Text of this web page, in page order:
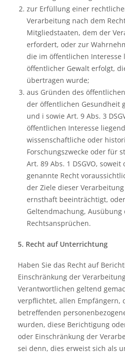
zur Erfüllung einer
Verarbeitung nach dem
Mitgliedstaaten, dem der
erfordert, oder zur
die im öffentlichen Interesse
öffentlicher Gewalt erfolgt,
übertragen wurde;
aus Gründen des
der öffentlichen Gesundheit
und i sowie Art. 9 Abs. 3
öffentlichen Interesse
wissenschaftliche oder
Forschungszwecke oder für
Art. 89 Abs. 1 DSGVO,
genannte Recht
der Ziele dieser
ernsthaft beeinträchtigt,
Geltendmachung,
Rechtsansprüchen.
5. Recht auf Unterrichtung
Haben Sie das Recht auf
Einschränkung der
Verantwortlichen geltend
verpflichtet, allen Empfängern,
betreffenden
wurden, diese Berichtigung
oder Einschränkung der
sei denn, dies erweist sich als